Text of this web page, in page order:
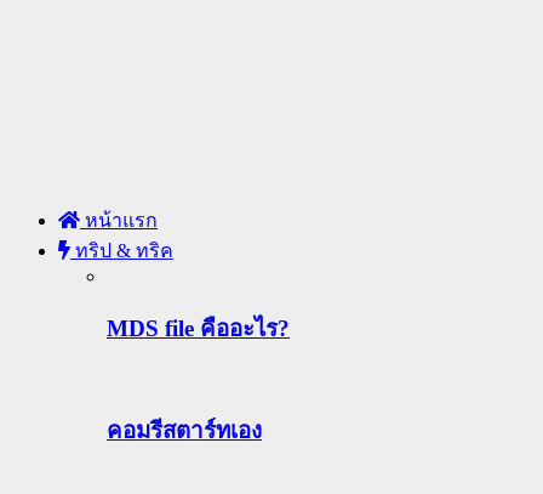
หน้าแรก
ทริป & ทริค
MDS file คืออะไร?
คอมรีสตาร์ทเอง